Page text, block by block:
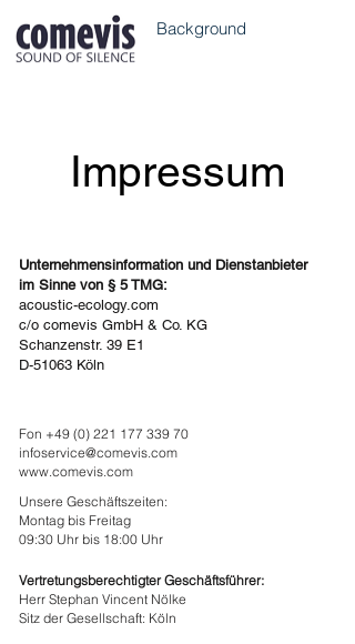
Background
Impressum
Unternehmensinformation und Dienstanbieter
im Sinne von § 5 TMG:
acoustic-ecology.com
c/o comevis GmbH & Co. KG
Schanzenstr. 39 E1
D-51063 Köln
Fon +49 (0) 221 177 339 70
infoservice@comevis.com
www.comevis.com
Unsere Geschäftszeiten:
Montag bis Freitag
09:30 Uhr bis 18:00 Uhr
Vertretungsberechtigter Geschäftsführer:
Herr Stephan Vincent Nölke
Sitz der Gesellschaft: Köln